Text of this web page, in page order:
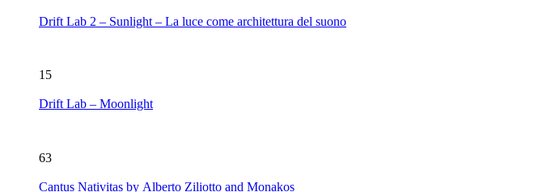
Drift Lab 2 – Sunlight – La luce come architettura del suono
15
Drift Lab – Moonlight
63
Cantus Nativitas by Alberto Ziliotto and Monakos